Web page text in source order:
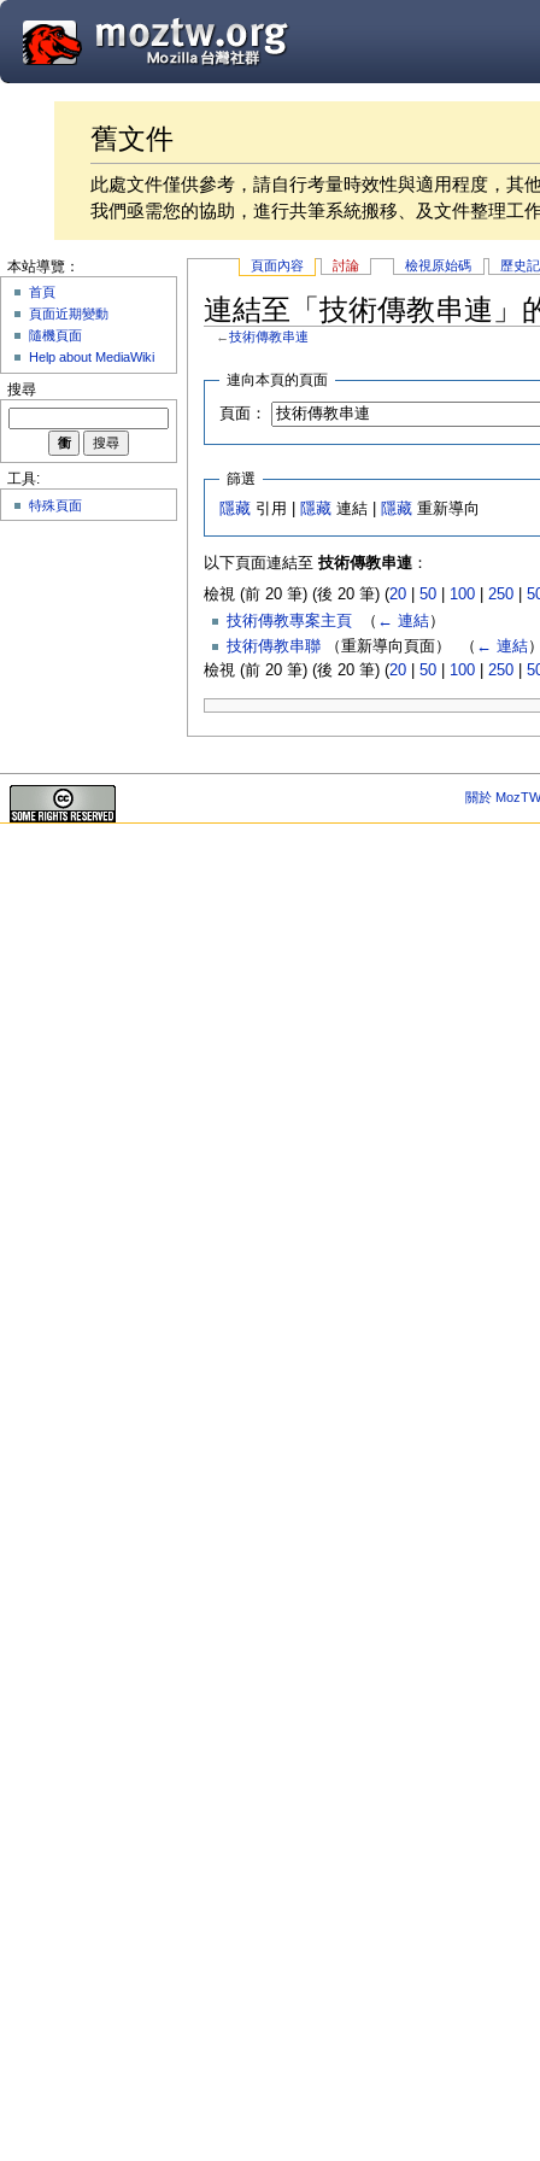
舊文件
此處文件僅供參考，請自行考量時效性與適用程度，其
我們亟需您的協助，進行共筆系統搬移、及文件整理工
頁面內容 討論 檢視原始碼 歷史
連結至「技術傳教串連」
←技術傳教串連
連向本頁的頁面
頁面：
篩選
隱藏 引用 | 隱藏 連結 | 隱藏 重新導向
以下頁面連結至 技術傳教串連：
檢視 (前 20 筆) (後 20 筆) (20| 50| 100| 250|
技術傳教專案主頁
（ ← 連結）
技術傳教串聯（重新導向頁面） ‎ （ ← 連結
檢視 (前 20 筆) (後 20 筆) (20| 50| 100| 250|
本站導覽：
首頁
頁面近期變動
隨機頁面
Help about MediaWiki
搜尋
工具:
特殊頁面
關於